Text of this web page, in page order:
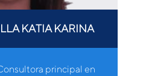
KATIA KARINA
principal en